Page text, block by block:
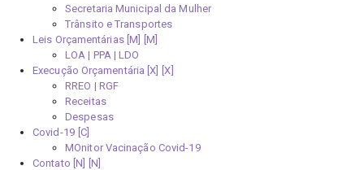
Secretaria Municipal da Mulher
Trânsito e Transportes
Leis Orçamentárias [M]
LOA | PPA | LDO
Execução Orçamentária [X]
RREO | RGF
Receitas
Despesas
Covid-19
MOnitor Vacinação Covid-19
Contato [N]